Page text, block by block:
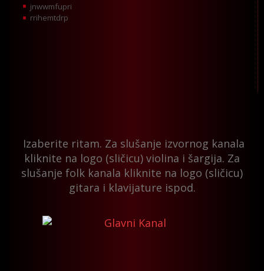
jnwwmfupri
rrihemtdrp
Izaberite ritam. Za slušanje izvornog kanala
kliknite na logo (sličicu) violina i šargija. Za
slušanje folk kanala kliknite na logo (sličicu)
gitara i klavijature ispod.